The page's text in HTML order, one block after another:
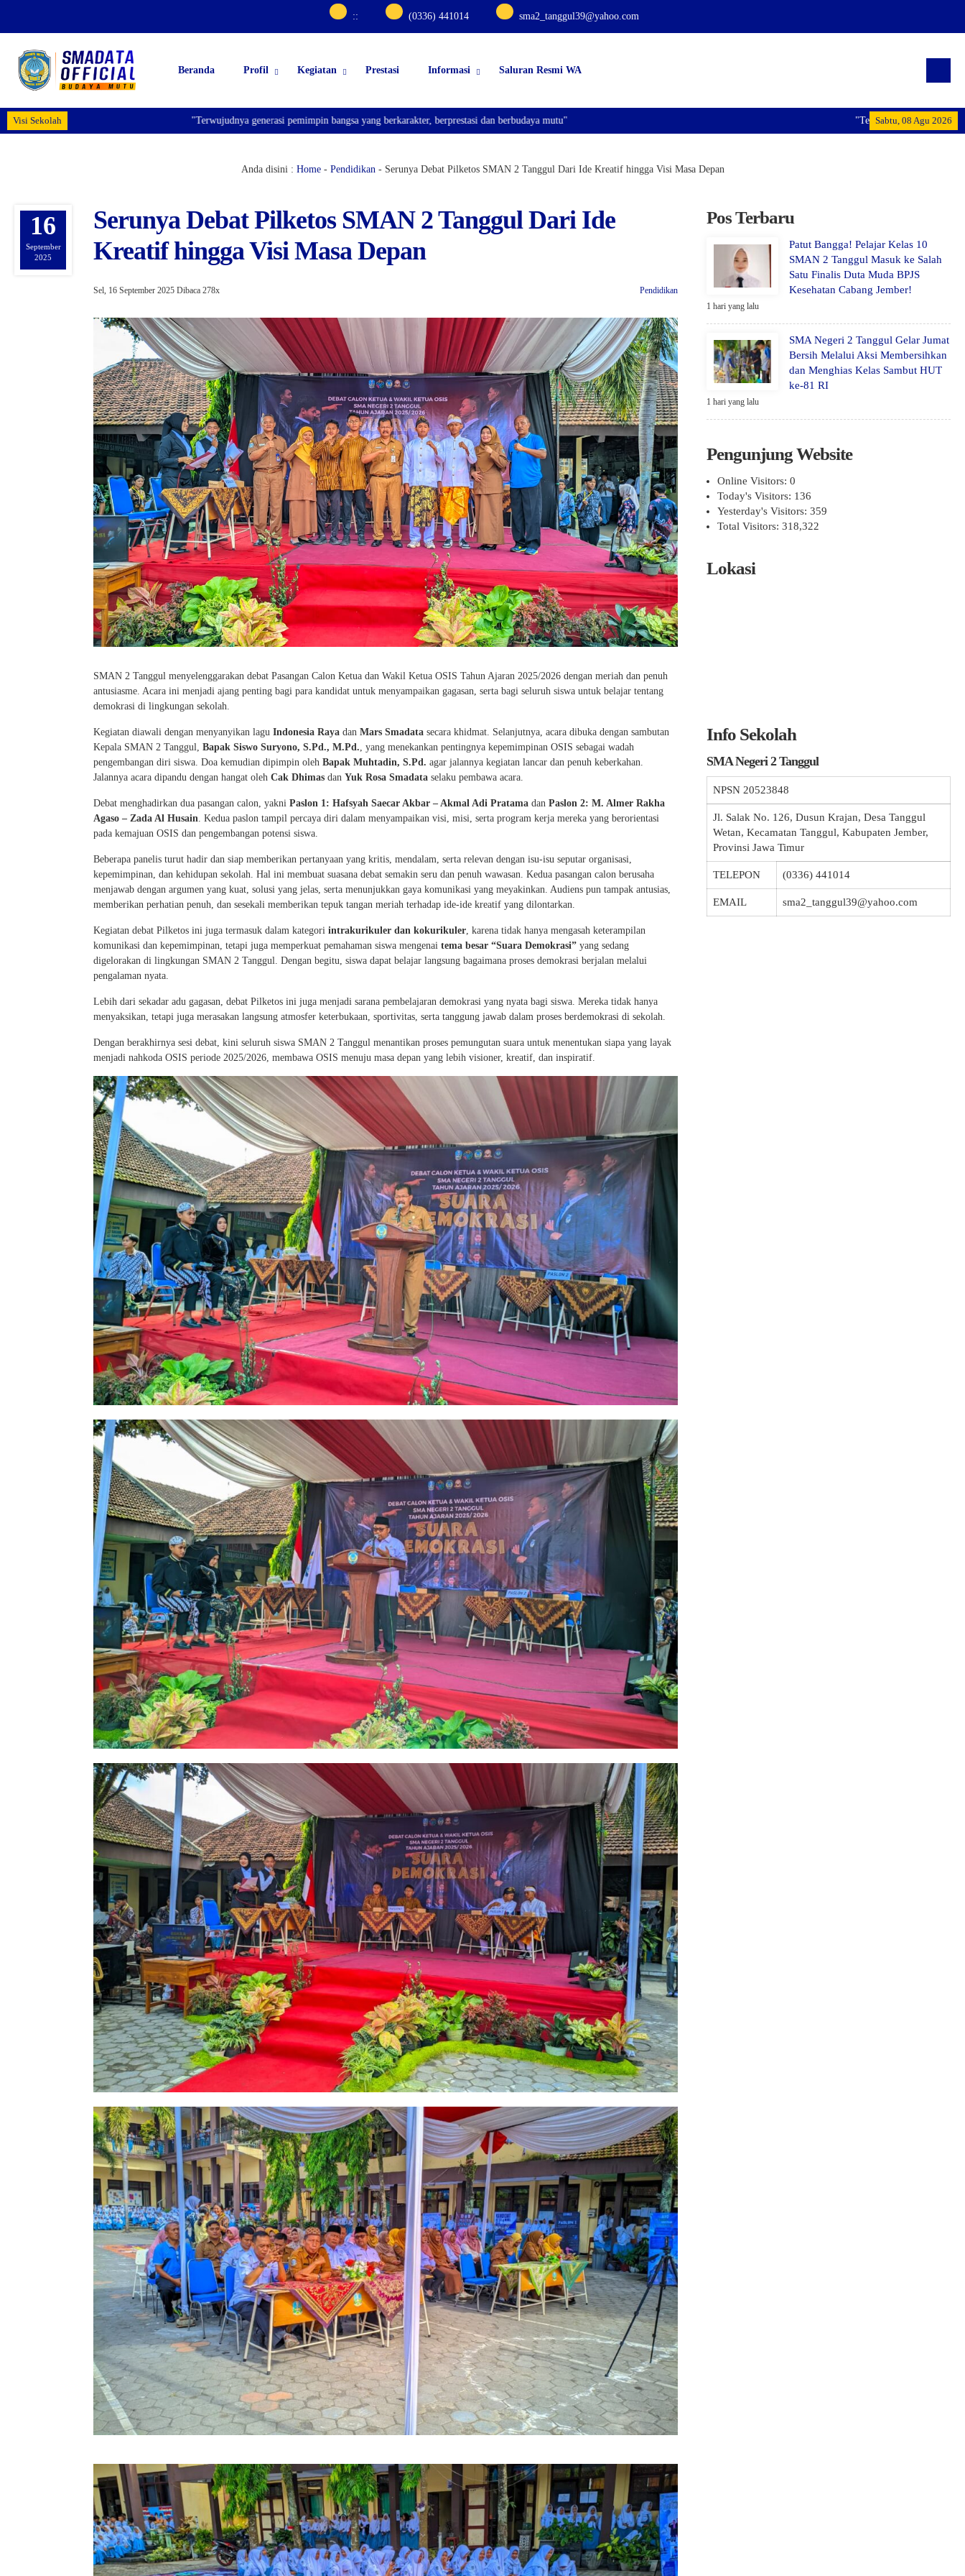
:: (0336) 441014 sma2_tanggul39@yahoo.com
Beranda Profil Kegiatan Prestasi Informasi Saluran Resmi WA
Visi Sekolah Sabtu, 08 Agu 2026
"Terwujudnya generasi pemimpin
"Terwujudnya generasi pemimpin bangsa yang berkarakter, berprestasi dan berbudaya mutu"
Anda disini : Home- Pendidikan- Serunya Debat Pilketos SMAN 2 Tanggul Dari Ide Kreatif hingga Visi Masa Depan
16
September
2025
Serunya Debat Pilketos SMAN 2 Tanggul Dari Ide
Kreatif hingga Visi Masa Depan
Sel, 16 September 2025 Dibaca 278x Pendidikan
SMAN 2 Tanggul menyelenggarakan debat Pasangan Calon Ketua dan Wakil Ketua OSIS Tahun Ajaran 2025/2026 dengan meriah dan penuh
antusiasme. Acara ini menjadi ajang penting bagi para kandidat untuk menyampaikan gagasan, serta bagi seluruh siswa untuk belajar tentang
demokrasi di lingkungan sekolah.
Kegiatan diawali dengan menyanyikan lagu Indonesia Raya dan Mars Smadata secara khidmat. Selanjutnya, acara dibuka dengan sambutan
Kepala SMAN 2 Tanggul, Bapak Siswo Suryono, S.Pd., M.Pd. , yang menekankan pentingnya kepemimpinan OSIS sebagai wadah
pengembangan diri siswa. Doa kemudian dipimpin oleh Bapak Muhtadin, S.Pd. agar jalannya kegiatan lancar dan penuh keberkahan.
Jalannya acara dipandu dengan hangat oleh Cak Dhimas dan Yuk Rosa Smadata selaku pembawa acara.
Debat menghadirkan dua pasangan calon, yakni Paslon 1: Hafsyah Saecar Akbar – Akmal Adi Pratama dan Paslon 2: M. Almer Rakha
Agaso – Zada Al Husain . Kedua paslon tampil percaya diri dalam menyampaikan visi, misi, serta program kerja mereka yang berorientasi
pada kemajuan OSIS dan pengembangan potensi siswa.
Beberapa panelis turut hadir dan siap memberikan pertanyaan yang kritis, mendalam, serta relevan dengan isu-isu seputar organisasi,
kepemimpinan, dan kehidupan sekolah. Hal ini membuat suasana debat semakin seru dan penuh wawasan. Kedua pasangan calon berusaha
menjawab dengan argumen yang kuat, solusi yang jelas, serta menunjukkan gaya komunikasi yang meyakinkan. Audiens pun tampak antusias,
memberikan perhatian penuh, dan sesekali memberikan tepuk tangan meriah terhadap ide-ide kreatif yang dilontarkan.
Kegiatan debat Pilketos ini juga termasuk dalam kategori intrakurikuler dan kokurikuler , karena tidak hanya mengasah keterampilan
komunikasi dan kepemimpinan, tetapi juga memperkuat pemahaman siswa mengenai tema besar “Suara Demokrasi” yang sedang
digelorakan di lingkungan SMAN 2 Tanggul. Dengan begitu, siswa dapat belajar langsung bagaimana proses demokrasi berjalan melalui
pengalaman nyata.
Lebih dari sekadar adu gagasan, debat Pilketos ini juga menjadi sarana pembelajaran demokrasi yang nyata bagi siswa. Mereka tidak hanya
menyaksikan, tetapi juga merasakan langsung atmosfer keterbukaan, sportivitas, serta tanggung jawab dalam proses berdemokrasi di sekolah.
Dengan berakhirnya sesi debat, kini seluruh siswa SMAN 2 Tanggul menantikan proses pemungutan suara untuk menentukan siapa yang layak
menjadi nahkoda OSIS periode 2025/2026, membawa OSIS menuju masa depan yang lebih visioner, kreatif, dan inspiratif.
Pos Terbaru
Patut Bangga! Pelajar Kelas 10
SMAN 2 Tanggul Masuk ke Salah
Satu Finalis Duta Muda BPJS
Kesehatan Cabang Jember!
1 hari yang lalu
SMA Negeri 2 Tanggul Gelar Jumat
Bersih Melalui Aksi Membersihkan
dan Menghias Kelas Sambut HUT
ke-81 RI
1 hari yang lalu
Pengunjung Website
Online Visitors: 0
Today's Visitors: 136
Yesterday's Visitors: 359
Total Visitors: 318,322
Lokasi
Info Sekolah
SMA Negeri 2 Tanggul
NPSN 20523848
Jl. Salak No. 126, Dusun Krajan, Desa Tanggul
Wetan, Kecamatan Tanggul, Kabupaten Jember,
Provinsi Jawa Timur
TELEPON (0336) 441014
EMAIL sma2_tanggul39@yahoo.com